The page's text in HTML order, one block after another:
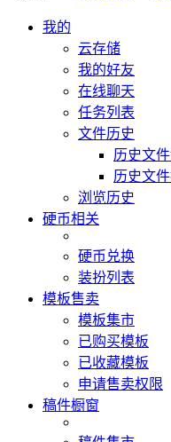
我的
云存储
我的好友
在线聊天
任务列表
文件历史
历史文
历史文
浏览历史
硬币相关
硬币兑换
装扮列表
模板售卖
模板集市
已购买模板
已收藏模板
申请售卖权限
稿件橱窗